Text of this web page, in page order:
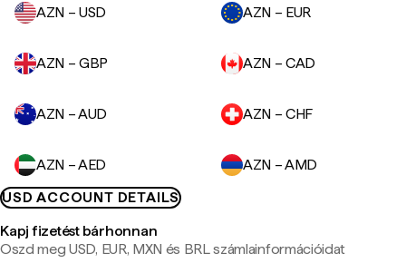
AZN – USD
AZN – EUR
AZN – GBP AZN – CAD
AZN – AUD AZN – CHF
AZN – AED
AZN – AMD
USD ACCOUNT DETAILS
Kapj fizetést bárhonnan
Oszd meg USD, EUR, MXN és BRL számlainformációidat